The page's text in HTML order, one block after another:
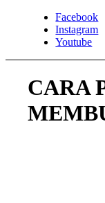
Facebook
Instagram
Youtube
CARA